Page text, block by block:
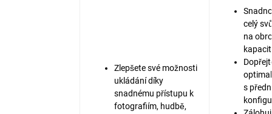
Zlepšete své možnosti
ukládání díky
snadnému přístupu k
fotografiím, hudbě,
celý
na
s